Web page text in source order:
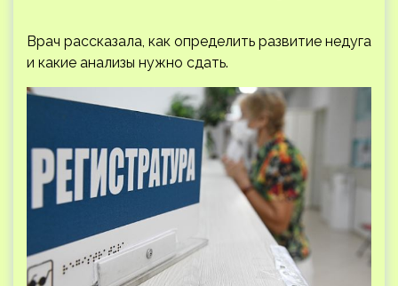
Врач рассказала, как определить развитие недуга
и какие анализы нужно сдать.